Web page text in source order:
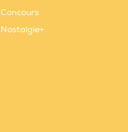
Concours
Nostalgie+